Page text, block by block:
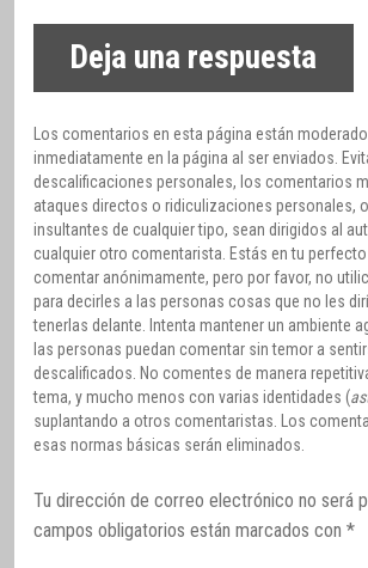
Deja una respuesta
Los comentarios en esta página están
inmediatamente en la página al ser enviados.
descalificaciones personales, los comentarios
ataques directos o ridiculizaciones personales,
insultantes de cualquier tipo, sean dirigidos al
cualquier otro comentarista. Estás en tu
comentar anónimamente, pero por favor, no
para decirles a las personas cosas que no les
tenerlas delante. Intenta mantener un ambiente
las personas puedan comentar sin temor a
descalificados. No comentes de manera
tema, y mucho menos con varias identidades (
suplantando a otros comentaristas. Los
esas normas básicas serán eliminados.
Tu dirección de correo electrónico no será
campos obligatorios están marcados con *